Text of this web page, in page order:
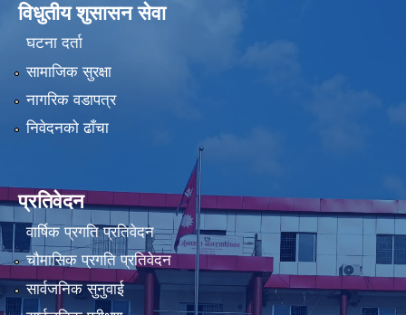
विधुतीय शुसासन सेवा
घटना दर्ता
सामाजिक सुरक्षा
नागरिक वडापत्र
निवेदनको ढाँचा
प्रतिवेदन
वार्षिक प्रगति प्रतिवेदन
चौमासिक प्रगति प्रतिवेदन
सार्वजनिक सुनुवाई